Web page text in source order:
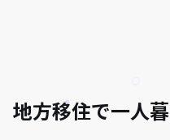
地方移住で一人